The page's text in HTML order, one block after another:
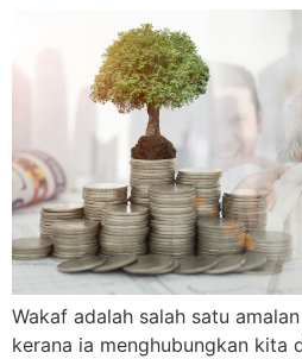
Wakaf adalah salah satu
kerana ia menghubungkan kita